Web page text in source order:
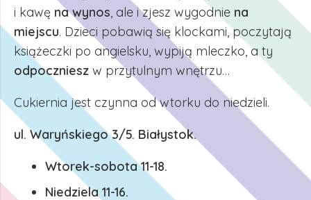
i kawę na wynos, ale i zjesz wygodnie na
miejscu. Dzieci pobawią się klockami, poczytają
książeczki po angielsku, wypiją mleczko, a ty
odpoczniesz w przytulnym wnętrzu…
Cukiernia jest czynna od wtorku do niedzieli.
ul. Waryńskiego 3/5. Białystok.
Wtorek-sobota 11-18.
Niedziela 11-16.